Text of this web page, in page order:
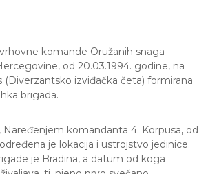
m
a
k
a
s
komande Oružanih snaga
od 20.03.1994. godine, na
(Diverzantsko izviđačka četa) formirana
brigada.
komandanta 4. Korpusa, od
je lokacija i ustrojstvo jedinice.
je Bradina, a datum od koga